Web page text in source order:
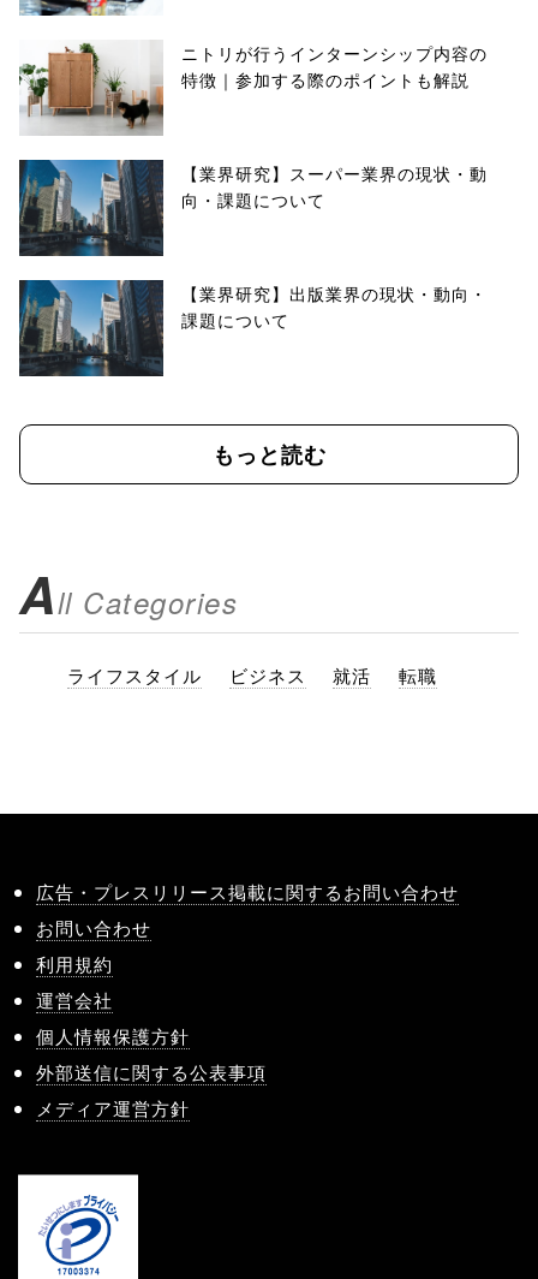
ニトリが行うインターンシップ内容の
特徴｜参加する際のポイントも解説
【業界研究】スーパー業界の現状・動
向・課題について
【業界研究】出版業界の現状・動向・
課題について
もっと読む
All Categories
ライフスタイル ビジネス 就活 転職
広告・プレスリリース掲載に関するお問い合わせ
お問い合わせ
利用規約
運営会社
個人情報保護方針
外部送信に関する公表事項
メディア運営方針